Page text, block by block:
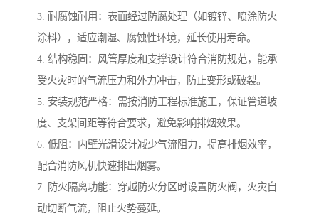
3. 耐腐蚀耐用：表面经过防腐处理（如镀锌、喷涂防火
涂料），适应潮湿、腐蚀性环境，延长使用寿命。
4. 结构稳固：风管厚度和支撑设计符合消防规范，能承
受火灾时的气流压力和外力冲击，防止变形或破裂。
5. 安装规范严格：需按消防工程标准施工，保证管道坡
度、支架间距等符合要求，避免影响排烟效果。
6. 低阻：内壁光滑设计减少气流阻力，提高排烟效率，
配合消防风机快速排出烟雾。
7. 防火隔离功能：穿越防火分区时设置防火阀，火灾自
动切断气流，阻止火势蔓延。